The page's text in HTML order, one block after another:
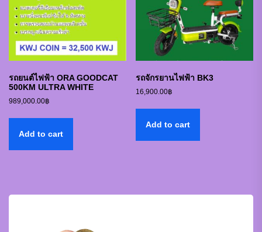
รถยนต์ไฟฟ้า ORA GOODCAT
500KM ULTRA WHITE
989,000.00฿
Add to cart
รถจักรยานไฟฟ้า BK3
16,900.00฿
Add to cart